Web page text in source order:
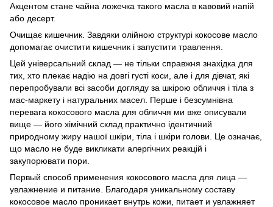
Акцентом стане чайна ложечка такого масла в кавовий напій
або десерт.
Очищає кишечник. Завдяки олійною структурі кокосове масло
допомагає очистити кишечник і запустити травлення.
Цей універсальний склад — не тільки справжня знахідка для
тих, хто плекає надію на довгі густі коси, але і для дівчат, які
перепробували всі засоби догляду за шкірою обличчя і тіла з
мас-маркету і натуральних масел. Перше і безсумнівна
перевага кокосового масла для обличчя ми вже описували
вище — його хімічний склад практично ідентичний
природному жиру нашої шкіри, тіла і шкіри голови. Це означає,
що масло не буде викликати алергічних реакцій і
закупорювати пори.
Первый способ применения кокосового масла для лица —
увлажнение и питание. Благодаря уникальному составу
кокосовое масло проникает внутрь кожи, питает и увлажняет